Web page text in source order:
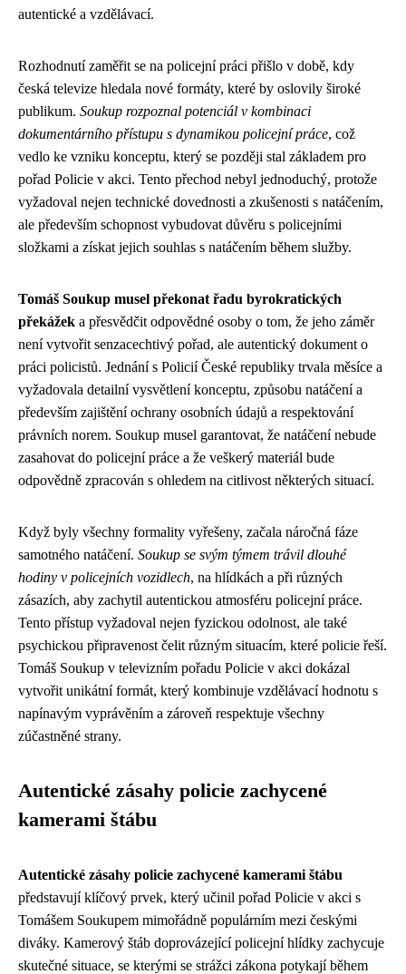
autentické a vzdělávací.
Rozhodnutí zaměřit se na policejní práci přišlo v době, kdy
česká televize hledala nové formáty, které by oslovily široké
publikum. Soukup rozpoznal potenciál v kombinaci
dokumentárního přístupu s dynamikou policejní práce, což
vedlo ke vzniku konceptu, který se později stal základem pro
pořad Policie v akci. Tento přechod nebyl jednoduchý, protože
vyžadoval nejen technické dovednosti a zkušenosti s natáčením,
ale především schopnost vybudovat důvěru s policejními
složkami a získat jejich souhlas s natáčením během služby.
Tomáš Soukup musel překonat řadu byrokratických
překážek a přesvědčit odpovědné osoby o tom, že jeho záměr
není vytvořit senzacechtivý pořad, ale autentický dokument o
práci policistů. Jednání s Policií České republiky trvala měsíce a
vyžadovala detailní vysvětlení konceptu, způsobu natáčení a
především zajištění ochrany osobních údajů a respektování
právních norem. Soukup musel garantovat, že natáčení nebude
zasahovat do policejní práce a že veškerý materiál bude
odpovědně zpracován s ohledem na citlivost některých situací.
Když byly všechny formality vyřešeny, začala náročná fáze
samotného natáčení. Soukup se svým týmem trávil dlouhé
hodiny v policejních vozidlech, na hlídkách a při různých
zásazích, aby zachytil autentickou atmosféru policejní práce.
Tento přístup vyžadoval nejen fyzickou odolnost, ale také
psychickou připravenost čelit různým situacím, které policie řeší.
Tomáš Soukup v televizním pořadu Policie v akci dokázal
vytvořit unikátní formát, který kombinuje vzdělávací hodnotu s
napínavým vyprávěním a zároveň respektuje všechny
zúčastněné strany.
Autentické zásahy policie zachycené
kamerami štábu
Autentické zásahy policie zachycené kamerami štábu
představují klíčový prvek, který učinil pořad Policie v akci s
Tomášem Soukupem mimořádně populárním mezi českými
diváky. Kamerový štáb doprovázející policejní hlídky zachycuje
skutečné situace, se kterými se strážci zákona potykají během